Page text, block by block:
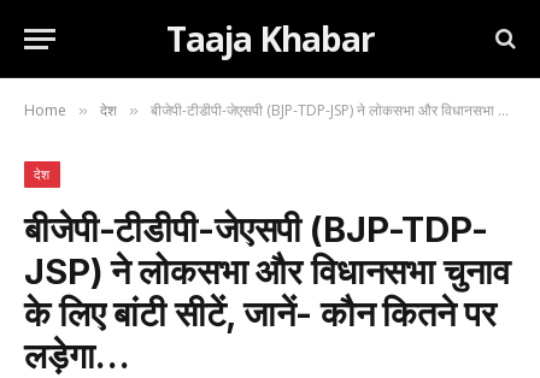
Taaja Khabar
Home » देश » बीजेपी-टीडीपी-जेएसपी (BJP-TDP-JSP) ने लोकसभा और विधानसभा चुनाव के लिए बांटी सीटें, जानें- कौन कितने पर लड़ेगा…
देश
बीजेपी-टीडीपी-जेएसपी (BJP-TDP-
JSP) ने लोकसभा और विधानसभा चुनाव
के लिए बांटी सीटें, जानें- कौन कितने पर
लड़ेगा…